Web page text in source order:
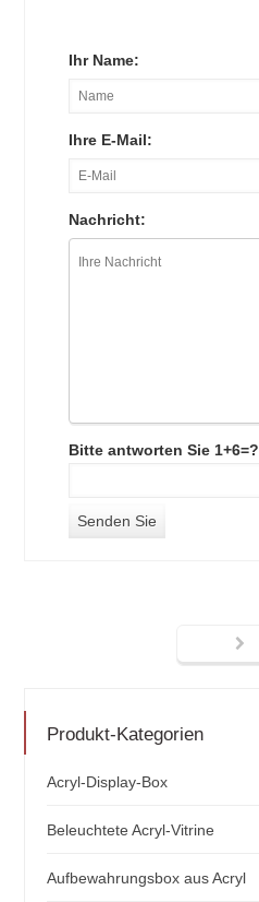
Ihr Name:
Ihre E-Mail:
Nachricht:
Bitte antworten Sie 1+6=?
Produkt-Kategorien
Acryl-Display-Box
Beleuchtete Acryl-Vitrine
Aufbewahrungsbox aus Acryl